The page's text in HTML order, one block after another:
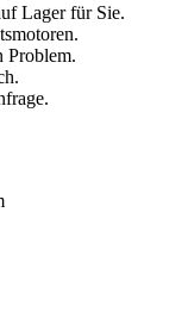
Lager für Sie.
Problem.